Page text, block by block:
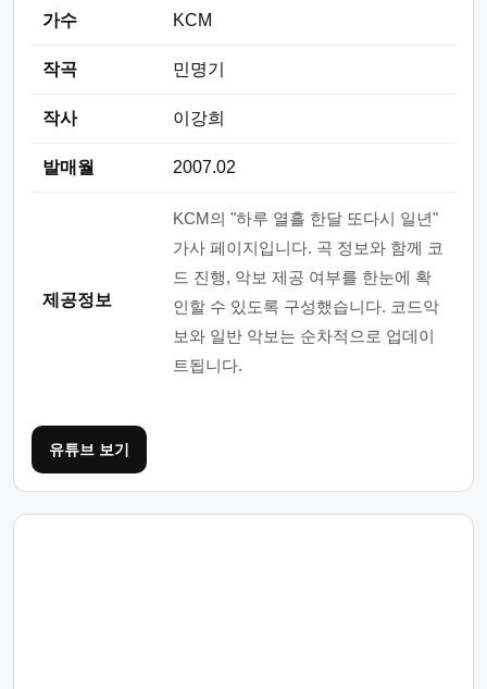
가수 KCM
작곡 민명기
작사 이강희
발매월 2007.02
제공정보
KCM의 "하루 열흘 한달 또다시 일년"
가사 페이지입니다. 곡 정보와 함께 코
드 진행, 악보 제공 여부를 한눈에 확
인할 수 있도록 구성했습니다. 코드악
보와 일반 악보는 순차적으로 업데이
트됩니다.
유튜브 보기